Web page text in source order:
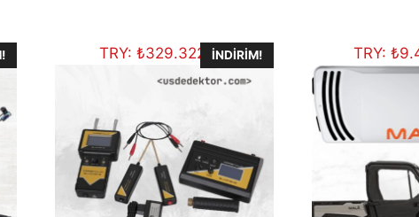
TRY: ₺329.322,00İNDIRIM! TRY: ₺